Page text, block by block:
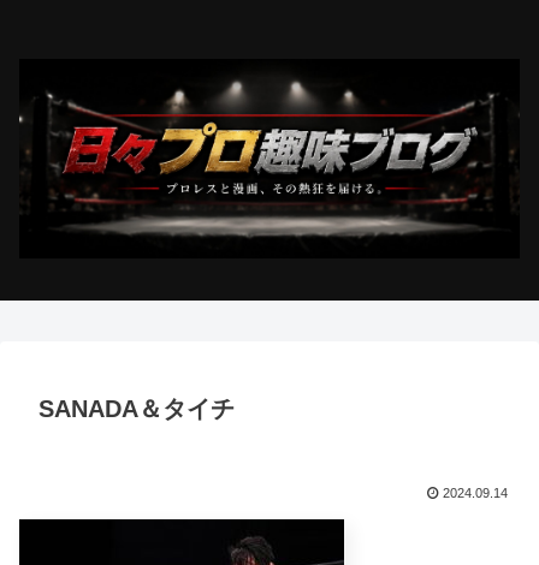
SANADA＆タイチ
2024.09.14